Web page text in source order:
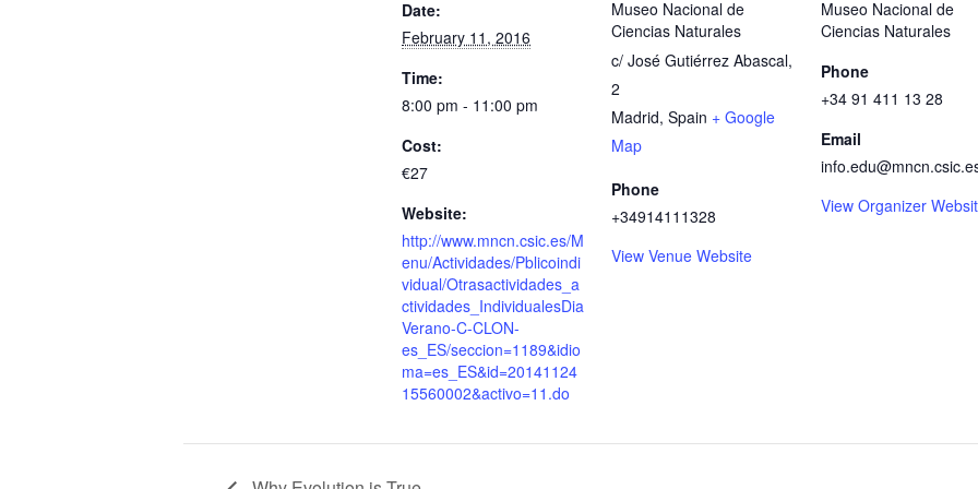
Date:
February 11, 2016
Time:
8:00 pm - 11:00 pm
Cost:
€27
Website:
http://www.mncn.csic.es/M
enu/Actividades/Pblicoindi
vidual/Otrasactividades_a
ctividades_IndividualesDia
Verano-C-CLON-
es_ES/seccion=1189&idio
ma=es_ES&id=20141124
15560002&activo=11.do
Museo Nacional de
Ciencias Naturales
c/ José Gutiérrez Abascal,
2
Madrid, Spain + Google
Map
Phone
+34914111328
View Venue Website
Museo Nacional de
Ciencias Naturales
Phone
+34 91 411 13 28
Email
View Organizer